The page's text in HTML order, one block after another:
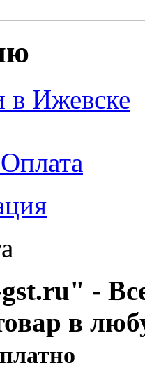
в Ижевске
-
в